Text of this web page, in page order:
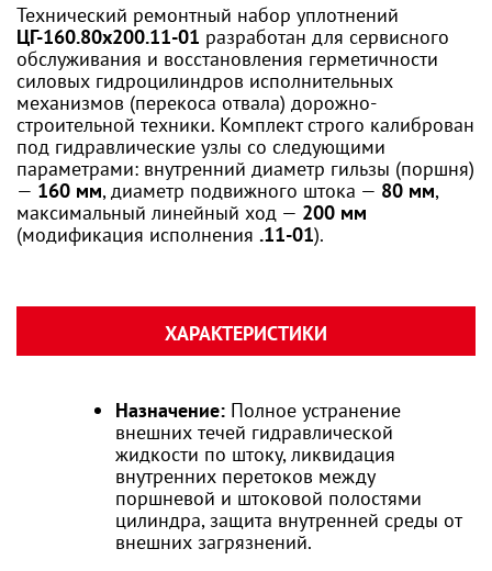
Технический ремонтный набор уплотнений
ЦГ-160.80х200.11-01 разработан для сервисного
обслуживания и восстановления герметичности
силовых гидроцилиндров исполнительных
механизмов (перекоса отвала) дорожно-
строительной техники. Комплект строго калиброван
под гидравлические узлы со следующими
параметрами: внутренний диаметр гильзы (поршня)
— 160 мм, диаметр подвижного штока — 80 мм,
максимальный линейный ход — 200 мм
(модификация исполнения .11-01).
ХАРАКТЕРИСТИКИ
Назначение: Полное устранение
внешних течей гидравлической
жидкости по штоку, ликвидация
внутренних перетоков между
поршневой и штоковой полостями
цилиндра, защита внутренней среды от
внешних загрязнений.